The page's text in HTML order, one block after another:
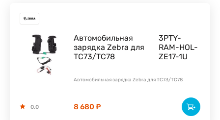
Автомобильная
зарядка Zebra для
TC73/TC78
3PTY-
RAM-HOL-
ZE17-1U
Автомобильная зарядка Zebra для TC73/TC78
8 680 ₽
0.0